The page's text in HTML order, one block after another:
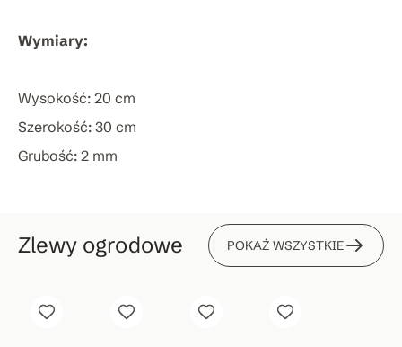
Wymiary:
Wysokość: 20 cm
Szerokość: 30 cm
Grubość: 2 mm
Zlewy ogrodowe POKAŻ WSZYSTKIE